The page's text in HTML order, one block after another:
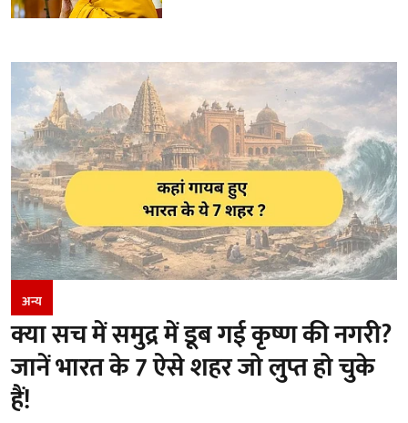
अन्य
क्या सच में समुद्र में डूब गई कृष्ण की नगरी?
जानें भारत के 7 ऐसे शहर जो लुप्त हो चुके
हैं!